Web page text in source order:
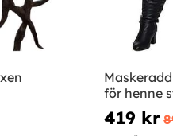
för henne
419 kr